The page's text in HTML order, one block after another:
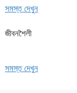
সমস্ত দেখুন
জীবনশৈলী
সমস্ত দেখুন